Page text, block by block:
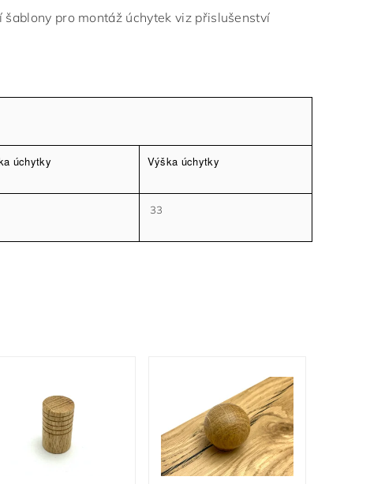
pro montáž úchytek viz přislušenství
úchytky Výška úchytky
33